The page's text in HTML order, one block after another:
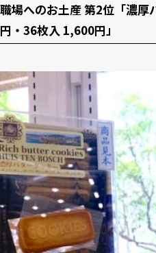
職場へのお土産 第2位「濃
円・36枚入 1,600円」